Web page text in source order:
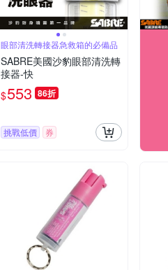
眼部清洗轉接器急救箱的必備品
SABRE美國沙豹眼部清洗轉
接器-快
$553 86折
挑戰低價 券